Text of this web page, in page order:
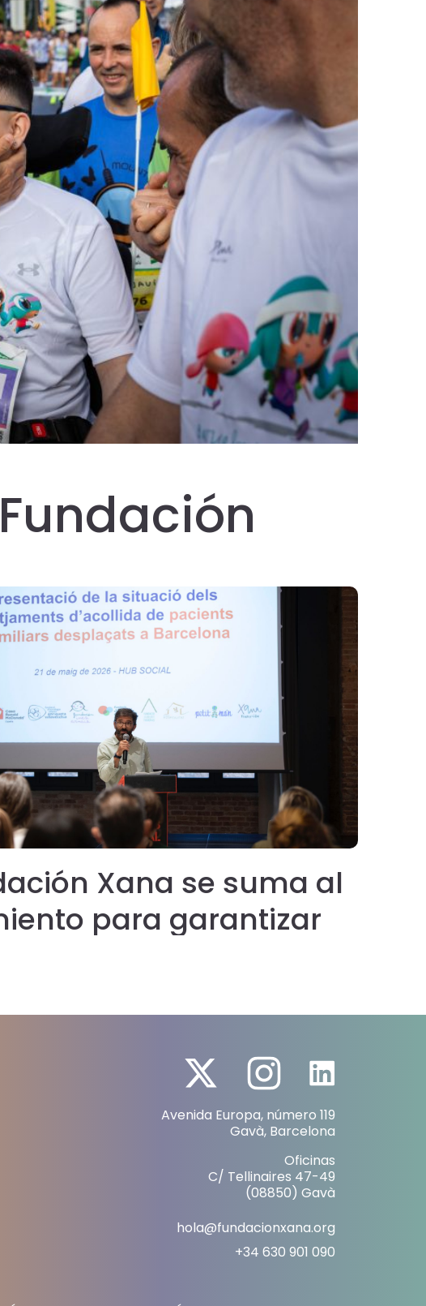
Xana se suma al
para garantizar
digno a
la
Avenida Europa, número 119
Gavà, Barcelona
Oficinas
C/ Tellinaires 47-49
(08850) Gavà
hola@fundacionxana.org
+34 630 901 090